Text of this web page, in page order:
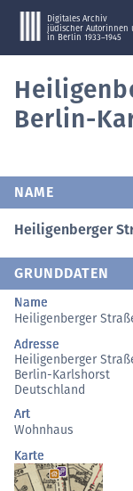
Digitales Archiv
jüdischer Autorinnen
in Berlin 1933–1945
Berlin-
NAME
Heiligenberger
GRUNDDATEN
Name
Heiligenberger
Adresse
Heiligenberger
Berlin-Karlshorst
Deutschland
Art
Wohnhaus
Karte